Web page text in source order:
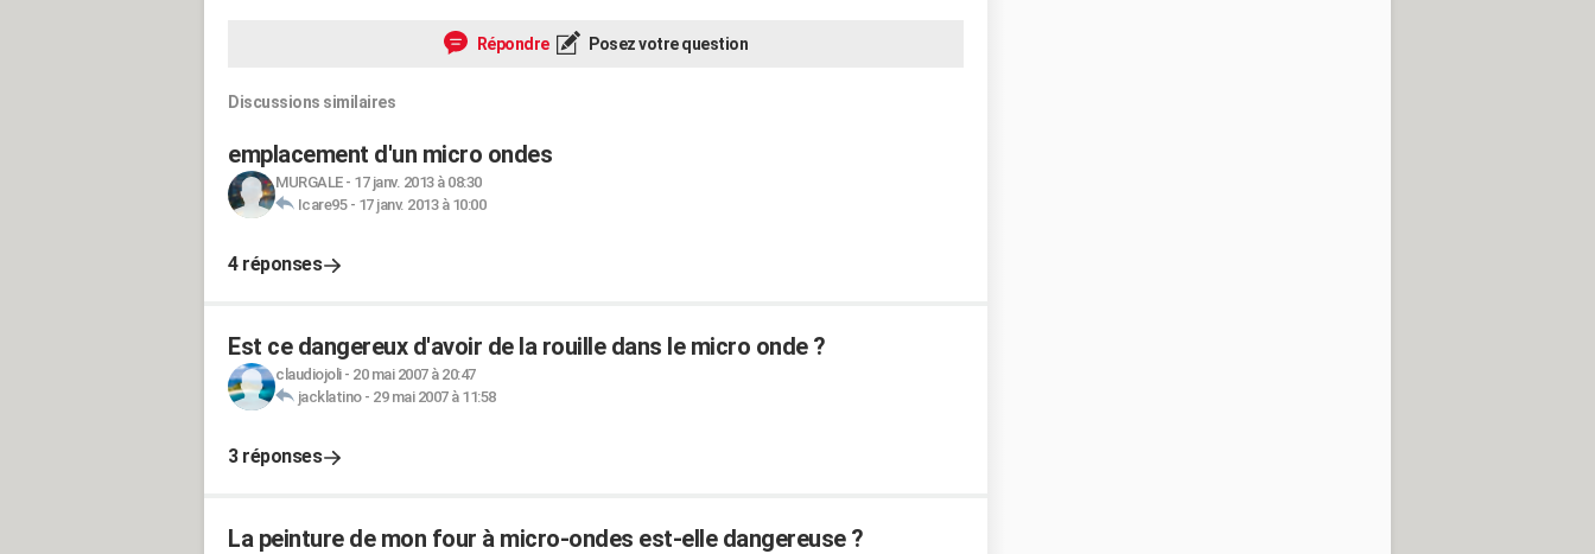
Répondre Posez votre question
Discussions similaires
emplacement d'un micro ondes
MURGALE- 17 janv. 2013 à 08:30
Icare95- 17 janv. 2013 à 10:00
4 réponses
Est ce dangereux d'avoir de la rouille dans le micro onde ?
claudiojoli- 20 mai 2007 à 20:47
jacklatino- 29 mai 2007 à 11:58
3 réponses
La peinture de mon four à micro-ondes est-elle dangereuse ?